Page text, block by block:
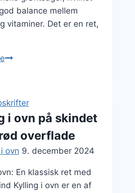
balance mellem
vitaminer. Det er en ret,
Kylling
med
grøntsagsmos
til
en
sund
i ovn på skindet
overflade
ovn 9. december 2024
En klassisk ret med
Kylling i ovn er en af